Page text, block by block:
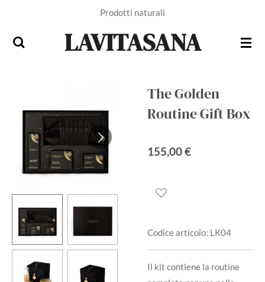
contenuto
LAVITASANA
Prodotti naturali
The Golden
Routine Gift Box
155,00 €
Codice articolo: LK04
Il kit contiene la routine